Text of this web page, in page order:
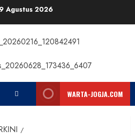
9 Agustus 2026
WARTA-JOGJA.COM